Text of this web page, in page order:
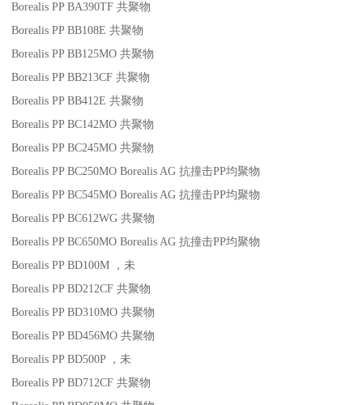
Borealis PP BA390TF 共聚物
Borealis PP BB108E 共聚物
Borealis PP BB125MO 共聚物
Borealis PP BB213CF 共聚物
Borealis PP BB412E 共聚物
Borealis PP BC142MO 共聚物
Borealis PP BC245MO 共聚物
Borealis PP BC250MO Borealis AG 抗撞击PP均聚物
Borealis PP BC545MO Borealis AG 抗撞击PP均聚物
Borealis PP BC612WG 共聚物
Borealis PP BC650MO Borealis AG 抗撞击PP均聚物
Borealis PP BD100M
，未
Borealis PP BD212CF 共聚物
Borealis PP BD310MO 共聚物
Borealis PP BD456MO 共聚物
Borealis PP BD500P
，未
Borealis PP BD712CF 共聚物